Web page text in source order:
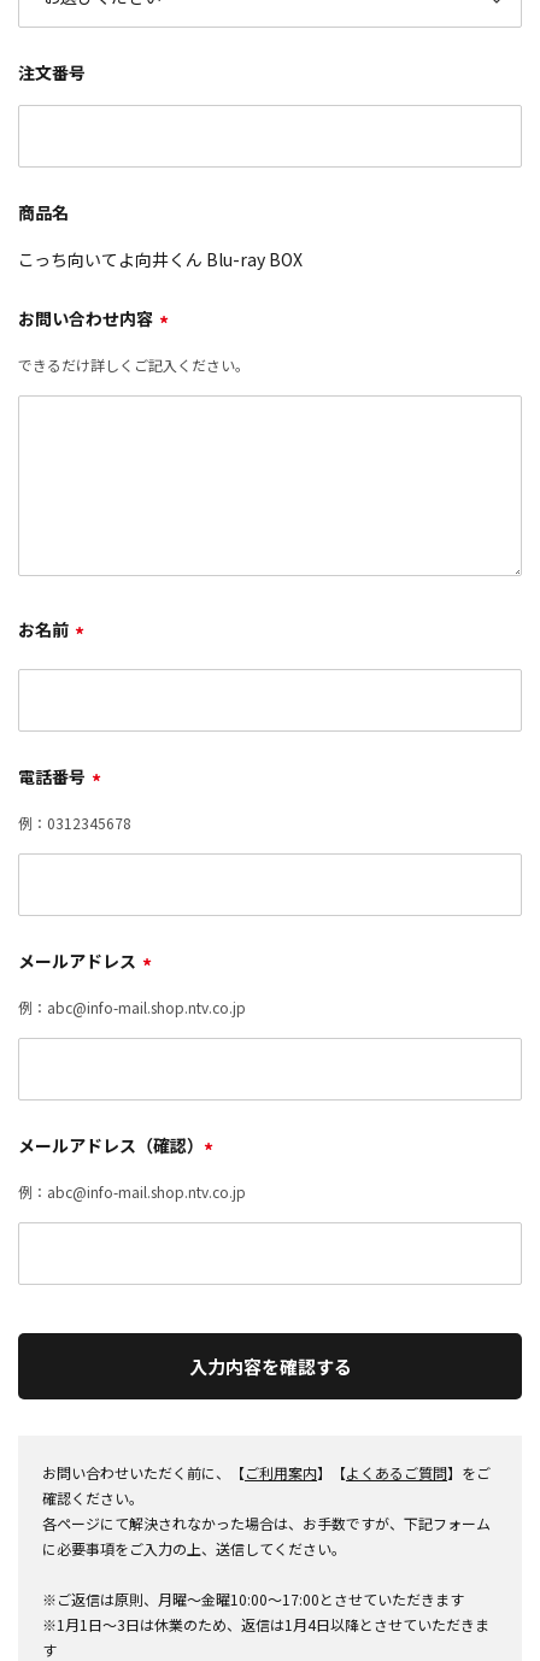
注文番号
商品名
こっち向いてよ向井くん Blu-ray BOX
お問い合わせ内容 *
できるだけ詳しくご記入ください。
お名前 *
電話番号 *
例：0312345678
メールアドレス *
例：abc@info-mail.shop.ntv.co.jp
メールアドレス（確認） *
例：abc@info-mail.shop.ntv.co.jp
入力内容を確認する
お問い合わせいただく前に、【ご利用案内】【よくあるご質問】をご
確認ください。
各ページにて解決されなかった場合は、お手数ですが、下記フォーム
に必要事項をご入力の上、送信してください。
※ご返信は原則、月曜～金曜10:00～17:00とさせていただきます
※1月1日～3日は休業のため、返信は1月4日以降とさせていただきま
す